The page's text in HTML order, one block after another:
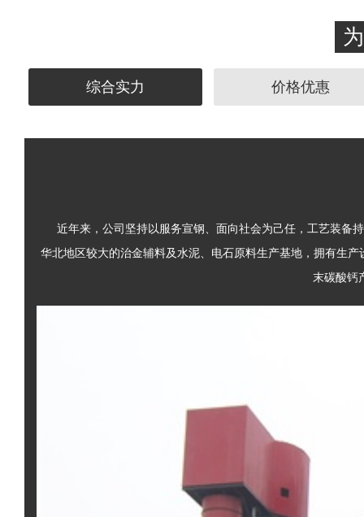
综合实力 价格优惠
近年来，公司坚持以服务宣钢、面向社会为己任，工艺装备持
华北地区较大的治金辅料及水泥、电石原料生产基地，拥有生
末碳酸钙